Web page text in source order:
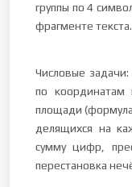
группы по 4
фрагменте текста.
Числовые задачи:
по
площади (формула
делящихся на
сумму цифр,
перестановка